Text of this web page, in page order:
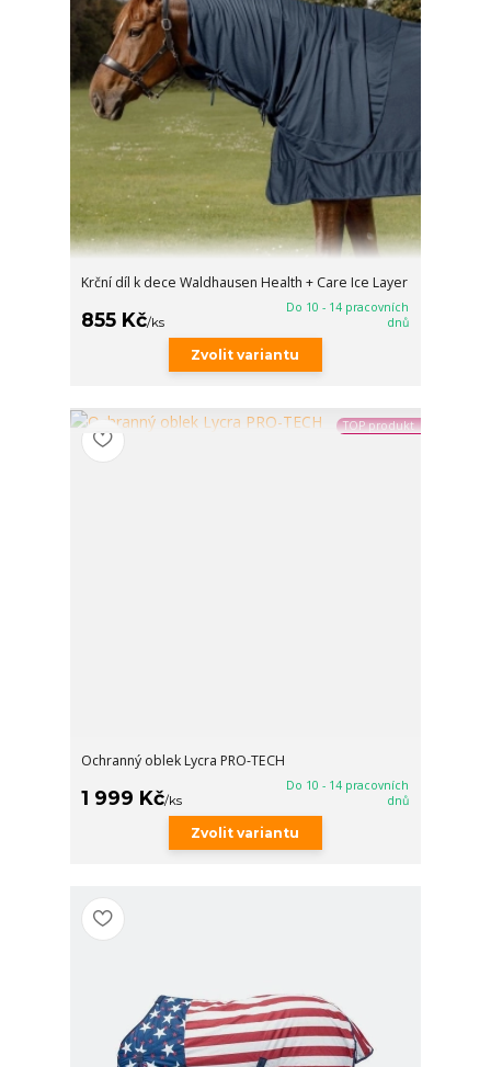
Krční díl k dece Waldhausen Health + Care Ice Layer
855 Kč/ks
Do 10 - 14 pracovních
dnů
Zvolit variantu
TOP produkt
Ochranný oblek Lycra PRO-TECH
1 999 Kč/ks
Do 10 - 14 pracovních
dnů
Zvolit variantu